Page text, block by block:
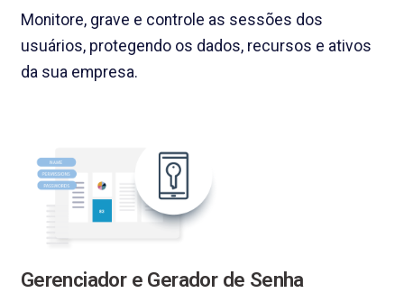
Monitore, grave e controle as sessões dos
usuários, protegendo os dados, recursos e ativos
da sua empresa.
Gerenciador e Gerador de Senha